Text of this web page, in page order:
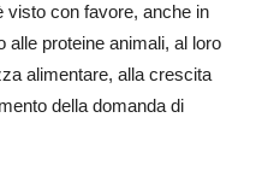
visto con favore, anche in
alle proteine animali, al loro
alimentare, alla crescita
della domanda di